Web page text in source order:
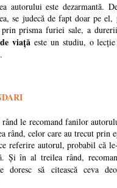
autorului este dezarmantă.
se judecă de fapt doar pe
prisma furiei sale, a
viațăeste un studiu, o
le recomand fanilor
rând, celor care au trecut prin
referire autorul, probabil că
Și în al treilea rând,
doresc să citească ceva